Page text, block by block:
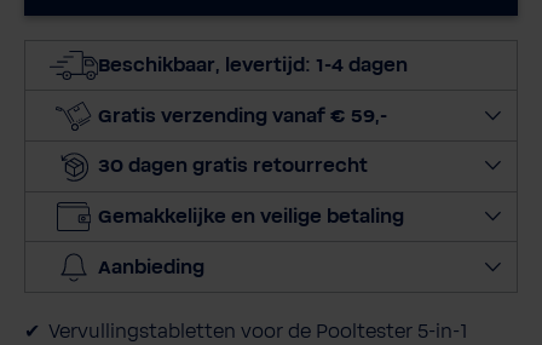
c
e
h
e
Beschikbaar, levertijd: 1-4 dagen
Gratis verzending vanaf € 59,-
30 dagen gratis retourrecht
Gemakkelijke en veilige betaling
Aanbieding
Vervullingstabletten voor de Pooltester 5-in-1